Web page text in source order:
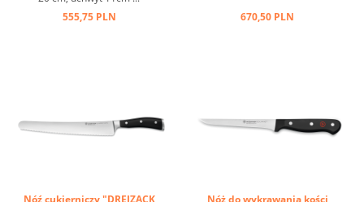
555,75 PLN
670,50 PLN
Nóź cukierniczy "DREIZACK
Nóż do wykrawania kości